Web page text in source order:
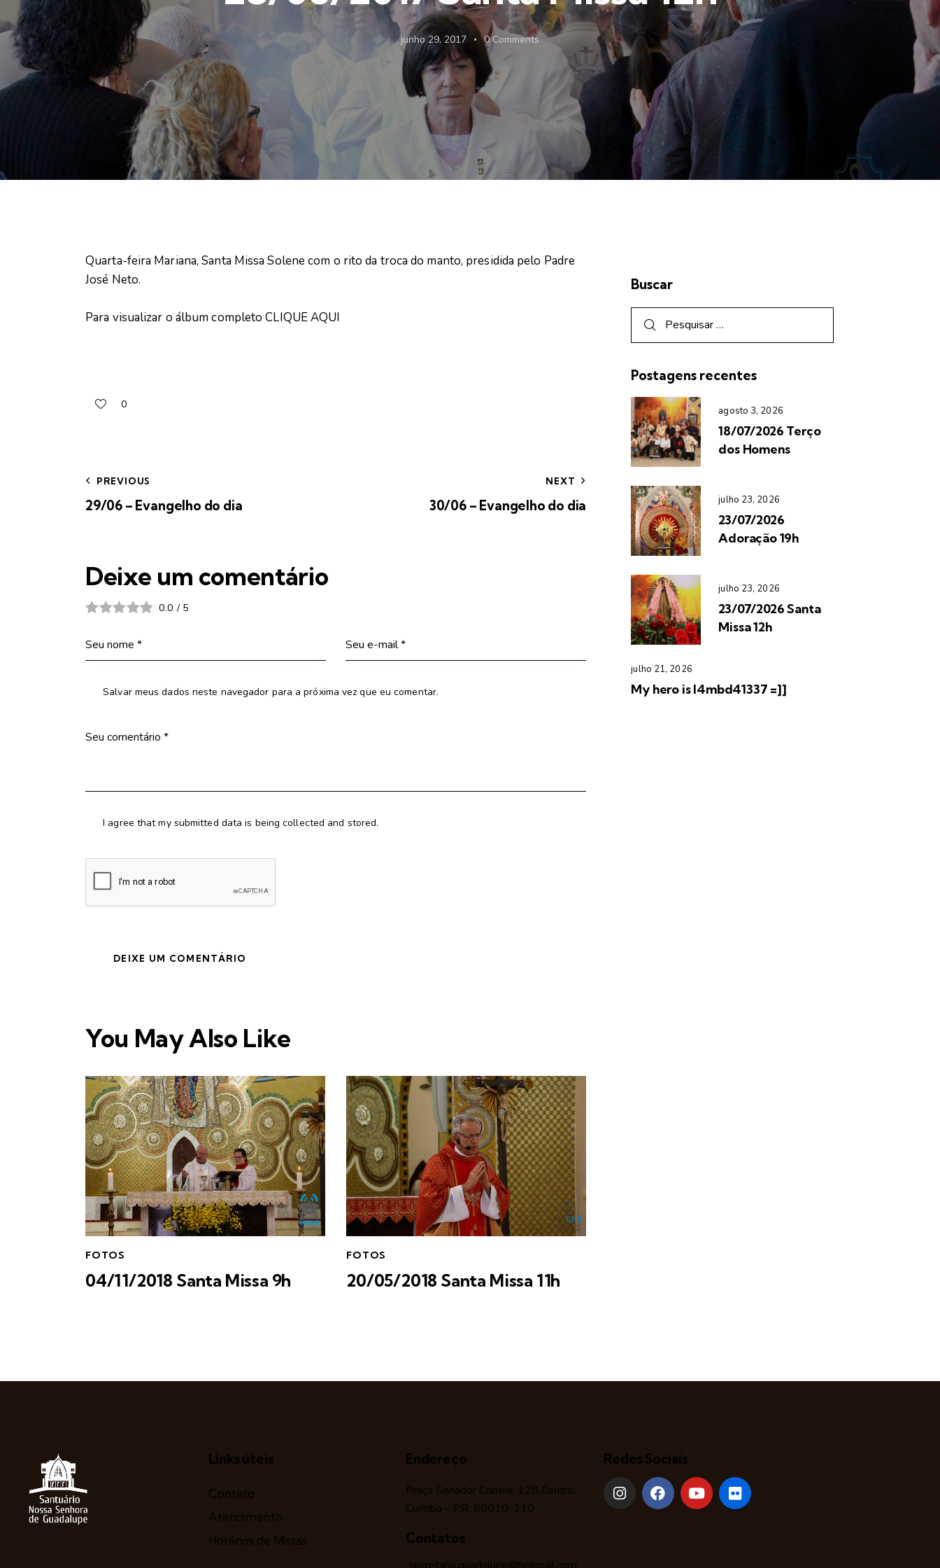
junho 29, 2017 0 Comments
Quarta-feira Mariana, Santa Missa Solene com o rito da troca do manto, presidida pelo Padre
José Neto.
Para visualizar o álbum completoCLIQUE AQUI
0
PREVIOUS
29/06 – Evangelho do dia
NEXT
30/06 – Evangelho do dia
Deixe um comentário
0.0 / 5
Salvar meus dados neste navegador para a próxima vez que eu comentar.
I agree that my submitted data is being collected and stored.
You May Also Like
FOTOS
04/11/2018 Santa Missa 9h
FOTOS
20/05/2018 Santa Missa 11h
Buscar
Postagens recentes
agosto 3, 2026
18/07/2026 Terço
dos Homens
julho 23, 2026
23/07/2026
Adoração 19h
julho 23, 2026
23/07/2026 Santa
Missa 12h
julho 21, 2026
My hero is l4mbd41337 =]]
Links úteis
Contato
Atendimento
Horários de Missas
Endereço
Praça Senador Correia, 128 Centro,
Curitiba – PR, 80010-210
Contatos
Redes Sociais